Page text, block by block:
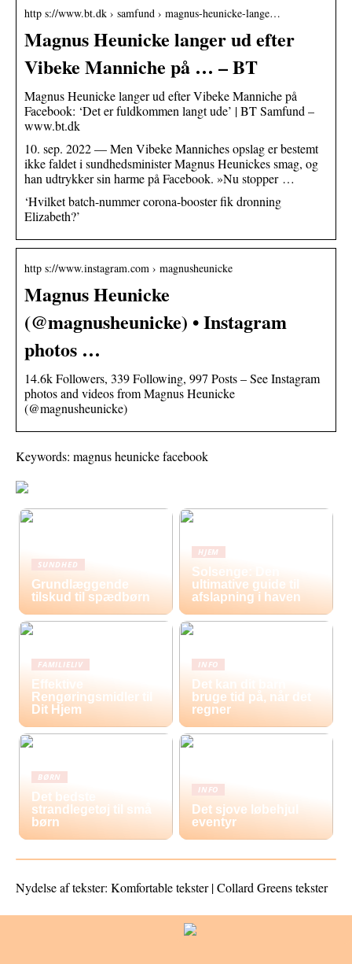
http s://www.bt.dk › samfund › magnus-heunicke-lange…
Magnus Heunicke langer ud efter
Vibeke Manniche på … – BT
Magnus Heunicke langer ud efter Vibeke Manniche på
Facebook: ‘Det er fuldkommen langt ude’ | BT Samfund –
www.bt.dk
10. sep. 2022 — Men Vibeke Manniches opslag er bestemt
ikke faldet i sundhedsminister Magnus Heunickes smag, og
han udtrykker sin harme på Facebook. »Nu stopper …
‘Hvilket batch-nummer corona-booster fik dronning
Elizabeth?’
http s://www.instagram.com › magnusheunicke
Magnus Heunicke
(@magnusheunicke) • Instagram
photos …
14.6k Followers, 339 Following, 997 Posts – See Instagram
photos and videos from Magnus Heunicke
(@magnusheunicke)
Keywords: magnus heunicke facebook
SUNDHED
Grundlæggende
tilskud til spædbørn
HJEM
Solsenge: Den
ultimative guide til
afslapning i haven
FAMILIELIV
Effektive
Rengøringsmidler til
Dit Hjem
INFO
Det kan dit barn
bruge tid på, når det
regner
BØRN
Det bedste
strandlegetøj til små
børn
INFO
Det sjove løbehjul
eventyr
Nydelse af tekster: Komfortable tekster | Collard Greens tekster